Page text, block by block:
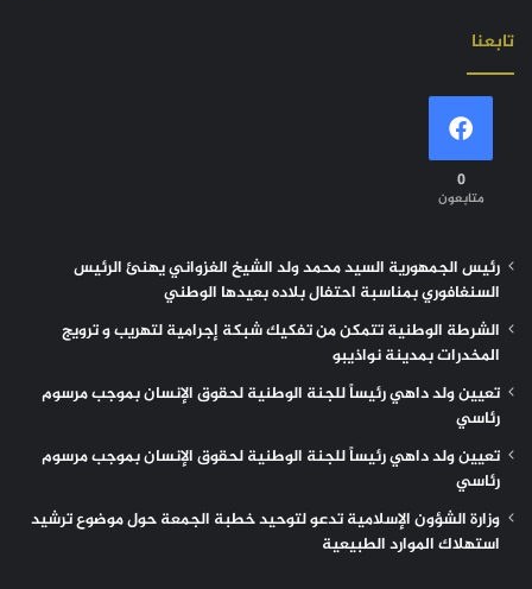
تابعنا
0
متابعون
رئيس الجمهورية السيد محمد ولد الشيخ الغزواني يهنئ الرئيس
السنغافوري بمناسبة احتفال بلاده بعيدها الوطني
الشرطة الوطنية تتمكن من تفكيك شبكة إجرامية لتهريب و ترويج
المخدرات بمدينة نواذيبو
تعيين ولد داهي رئيساً للجنة الوطنية لحقوق الإنسان بموجب مرسوم
رئاسي
تعيين ولد داهي رئيساً للجنة الوطنية لحقوق الإنسان بموجب مرسوم
رئاسي
وزارة الشؤون الإسلامية تدعو لتوحيد خطبة الجمعة حول موضوع ترشيد
استهلاك الموارد الطبيعية